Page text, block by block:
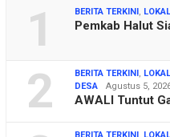
1 BERITA TERKINI, LOKAL
Pemkab Halut
2 BERITA TERKINI, LOKAL
DESA
Agustus 5,
AWALI Tuntut